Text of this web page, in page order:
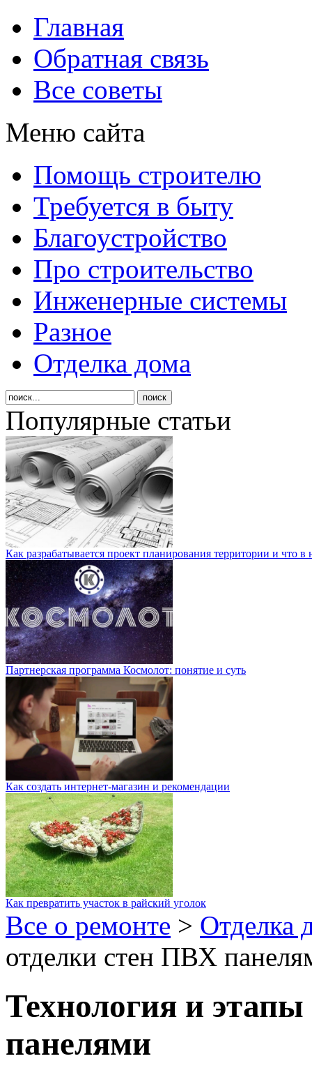
Главная
Обратная связь
Все советы
Меню сайта
Помощь строителю
Требуется в быту
Благоустройство
Про строительство
Инженерные системы
Разное
Отделка дома
Популярные статьи
Как разрабатывается проект планирования территории и что в
Партнерская программа Космолот: понятие и суть
Как создать интернет-магазин и рекомендации
Как превратить участок в райский уголок
Все о ремонте > Отделка
отделки стен ПВХ
Технология и
панелями